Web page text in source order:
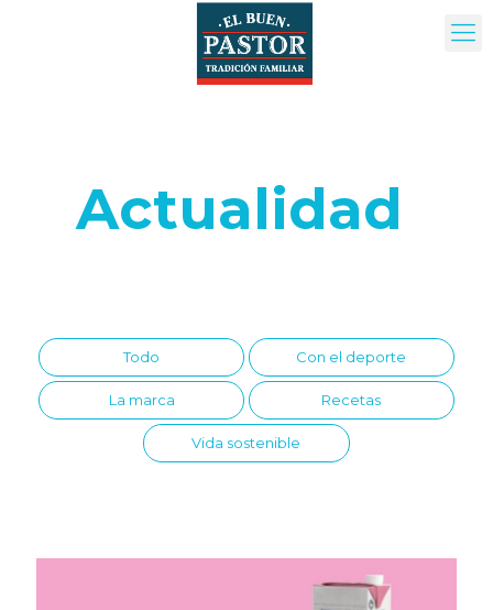
Actualidad
Todo Con el deporte
La marca Recetas
Vida sostenible